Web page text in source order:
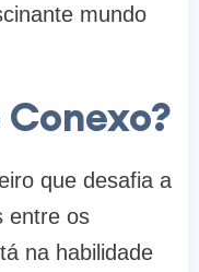
mundo
que desafia a
entre os
na habilidade